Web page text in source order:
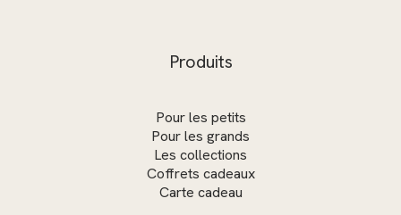
Produits
Pour les petits
Pour les grands
Les collections
Coffrets cadeaux
Carte cadeau